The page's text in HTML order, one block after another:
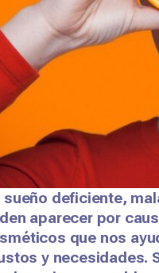
sueño deficiente,
aparecer por
que nos
y necesidades.